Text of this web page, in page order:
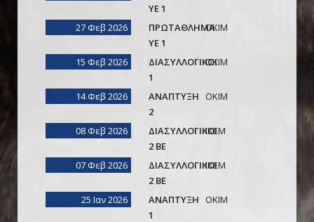
ΥΕ 1
27 Φεβ 2026
ΠΡΩΤΑΘΛΗΜΑ
ΥΕ 1
ΟΚΙΜ
15 Φεβ 2026
ΔΙΑΣΥΛΛΟΓΙΚΟΙ
1
ΟΚΙΜ
14 Φεβ 2026
ΑΝΑΠΤΥΞΗ
2
ΟΚΙΜ
08 Φεβ 2026
ΔΙΑΣΥΛΛΟΓΙΚΟΙ
2 ΒΕ
ΙΚΕΜ
07 Φεβ 2026
ΔΙΑΣΥΛΛΟΓΙΚΟΙ
2 ΒΕ
ΙΚΕΜ
25 Ιαν 2026
ΑΝΑΠΤΥΞΗ
1
ΟΚΙΜ